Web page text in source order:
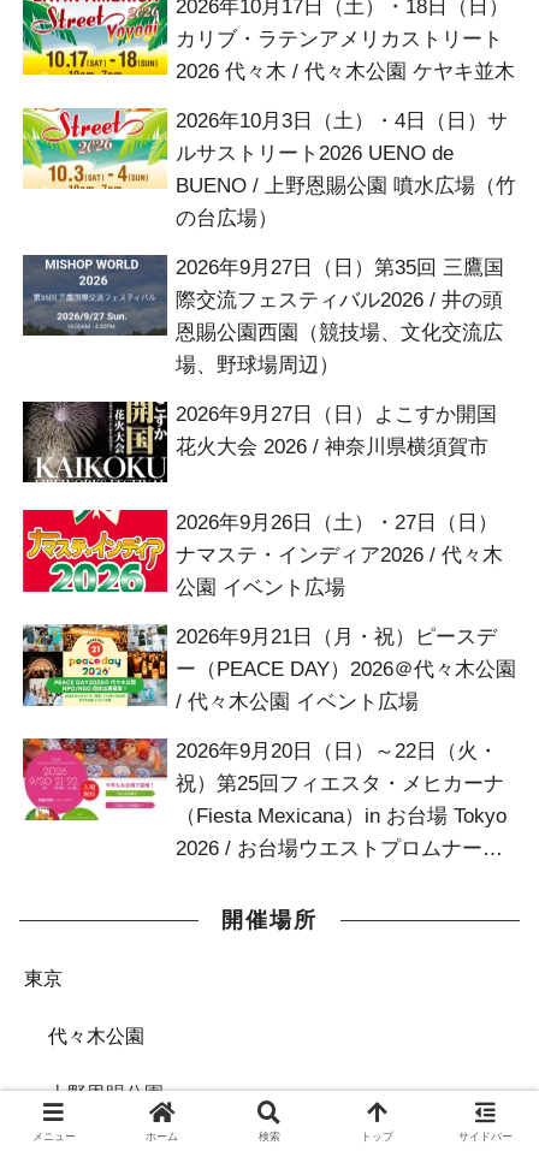
2026年10月17日（土）・18日（日）
カリブ・ラテンアメリカストリート
2026 代々木 / 代々木公園 ケヤキ並木
2026年10月3日（土）・4日（日）サ
ルサストリート2026 UENO de
BUENO / 上野恩賜公園 噴水広場（竹
の台広場）
2026年9月27日（日）第35回 三鷹国
際交流フェスティバル2026 / 井の頭
恩賜公園西園（競技場、文化交流広
場、野球場周辺）
2026年9月27日（日）よこすか開国
花火大会 2026 / 神奈川県横須賀市
2026年9月26日（土）・27日（日）
ナマステ・インディア2026 / 代々木
公園 イベント広場
2026年9月21日（月・祝）ピースデ
ー（PEACE DAY）2026＠代々木公園
/ 代々木公園 イベント広場
2026年9月20日（日）～22日（火・
祝）第25回フィエスタ・メヒカーナ
（Fiesta Mexicana）in お台場 Tokyo
2026 / お台場ウエストプロムナード
開催場所
東京
代々木公園
上野恩賜公園
メニュー ホーム 検索 トップ サイドバー